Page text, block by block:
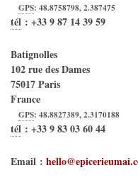
GPS:48.8758798,2.387475
tél : +33 9 87 14 39 59
Batignolles
102 rue des Dames
75017Paris
France
GPS:48.8827389,2.3170188
tél : +33 9 83 03 60 44
Email :